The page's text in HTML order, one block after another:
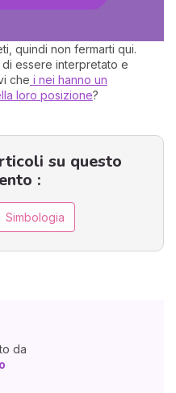
quindi non fermarti qui.
essere interpretato e
che i nei hanno un
loro posizione?
su questo
:
Simbologia
da